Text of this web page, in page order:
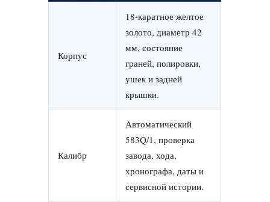
Корпус
18-каратное желтое
золото, диаметр 42
мм, состояние
граней, полировки,
ушек и задней
крышки.
Калибр
Автоматический
583Q/1, проверка
завода, хода,
хронографа, даты и
сервисной истории.